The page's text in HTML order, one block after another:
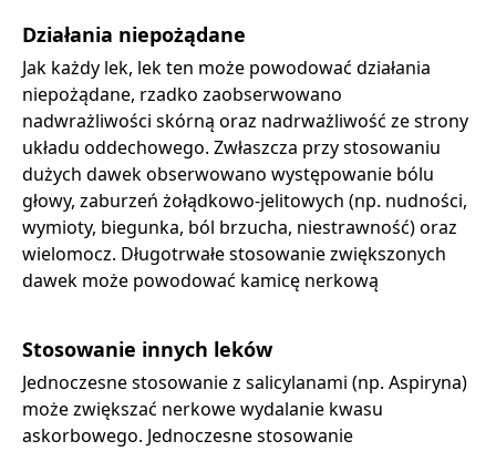
Działania niepożądane
Jak każdy lek, lek ten może powodować działania
niepożądane, rzadko zaobserwowano
nadwrażliwości skórną oraz nadrważliwość ze strony
układu oddechowego. Zwłaszcza przy stosowaniu
dużych dawek obserwowano występowanie bólu
głowy, zaburzeń żołądkowo-jelitowych (np. nudności,
wymioty, biegunka, ból brzucha, niestrawność) oraz
wielomocz. Długotrwałe stosowanie zwiększonych
dawek może powodować kamicę nerkową
Stosowanie innych leków
Jednoczesne stosowanie z salicylanami (np. Aspiryna)
może zwiększać nerkowe wydalanie kwasu
askorbowego. Jednoczesne stosowanie